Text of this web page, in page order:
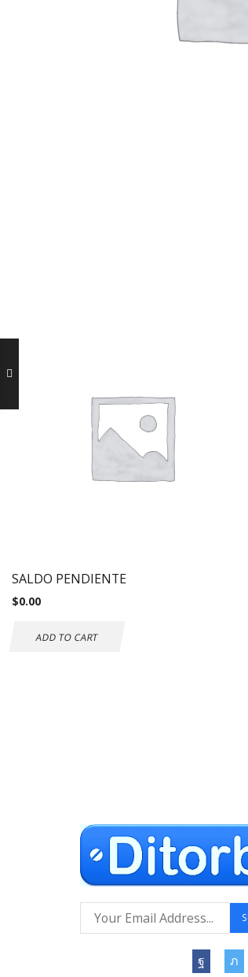
SALDO PENDIENTE
$0.00
ADD TO CART